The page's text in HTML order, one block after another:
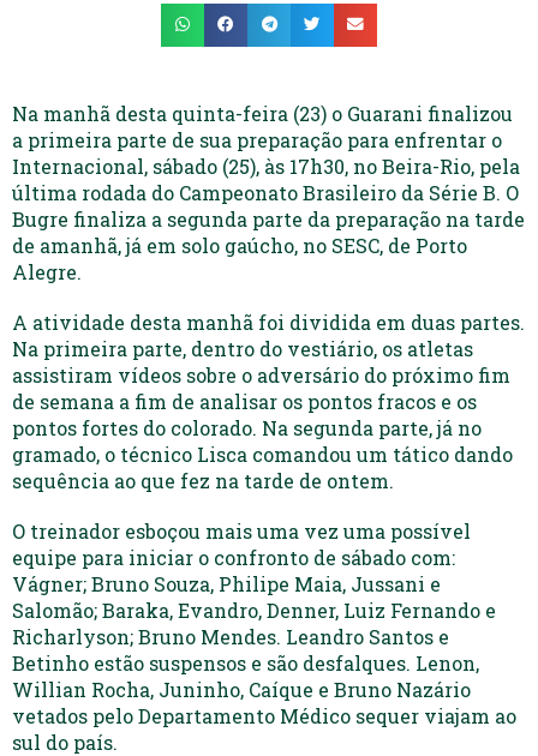
Na manhã desta quinta-feira (23) o Guarani finalizou
a primeira parte de sua preparação para enfrentar o
Internacional, sábado (25), às 17h30, no Beira-Rio, pela
última rodada do Campeonato Brasileiro da Série B. O
Bugre finaliza a segunda parte da preparação na tarde
de amanhã, já em solo gaúcho, no SESC, de Porto
Alegre.
A atividade desta manhã foi dividida em duas partes.
Na primeira parte, dentro do vestiário, os atletas
assistiram vídeos sobre o adversário do próximo fim
de semana a fim de analisar os pontos fracos e os
pontos fortes do colorado. Na segunda parte, já no
gramado, o técnico Lisca comandou um tático dando
sequência ao que fez na tarde de ontem.
O treinador esboçou mais uma vez uma possível
equipe para iniciar o confronto de sábado com:
Vágner; Bruno Souza, Philipe Maia, Jussani e
Salomão; Baraka, Evandro, Denner, Luiz Fernando e
Richarlyson; Bruno Mendes. Leandro Santos e
Betinho estão suspensos e são desfalques. Lenon,
Willian Rocha, Juninho, Caíque e Bruno Nazário
vetados pelo Departamento Médico sequer viajam ao
sul do país.